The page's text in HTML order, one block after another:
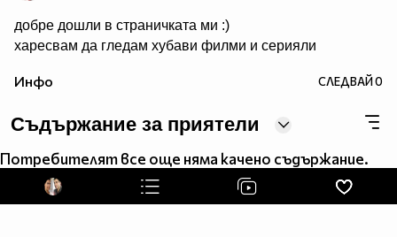
добре дошли в страничката ми :)
харесвам да гледам хубави филми и серияли
Инфо СЛЕДВАЙ0
Съдържание за приятели
Потребителят все още няма качено съдържание.